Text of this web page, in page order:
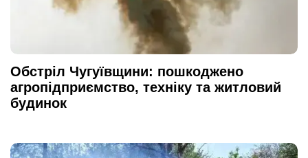
Обстріл Чугуївщини: пошкоджено
агропідприємство, техніку та житловий
будинок